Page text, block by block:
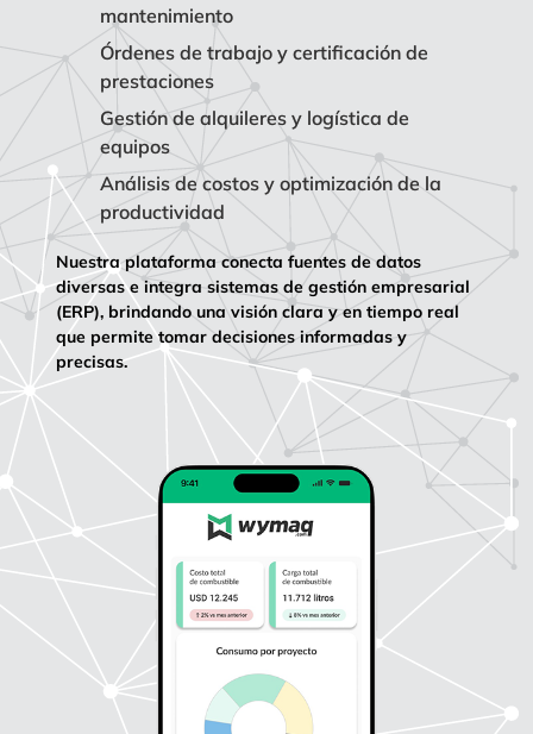
mantenimiento
Órdenes de trabajo y certificación de
prestaciones
Gestión de alquileres y logística de
equipos
Análisis de costos y optimización de la
productividad
Nuestra plataforma conecta fuentes de datos
diversas e integra sistemas de gestión empresarial
(ERP), brindando una visión clara y en tiempo real
que permite tomar decisiones informadas y
precisas.